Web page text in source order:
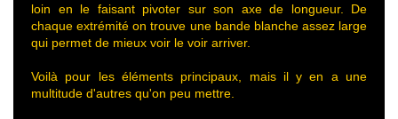
loin en le faisant pivoter sur son axe de longueur. De
chaque extrémité on trouve une bande blanche assez large
qui permet de mieux voir le voir arriver.
Voilà pour les éléments principaux, mais il y en a une
multitude d'autres qu'on peu mettre.